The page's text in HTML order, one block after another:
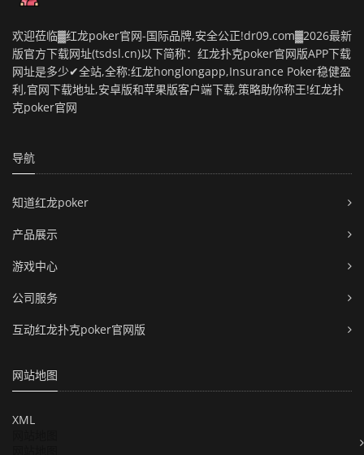
欢迎莅临▓红龙poker官网-国际品牌,安全公正!dr09.com▓2026最新
版官方下载网址(tsdsl.cn)以下简称：红龙扑克poker官网版APP下载
网址是多少✔全站,全称:红龙honglongapp,Insurance Poker稳健盈
利,官网下载地址,安卓版和苹果版客户端下载,策略助你称王!红龙扑
克poker官网
导航
知道红龙poker
产品展示
游戏中心
公司服务
互动红龙扑克poker官网版
网站地图
XML